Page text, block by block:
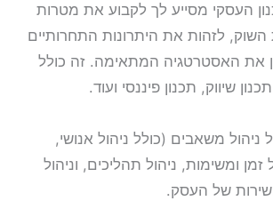
העסקי מסייע לך לקבוע את מטרות
לזהות את היתרונות התחרותיים
את האסטרטגיה המתאימה. זה כולל
שיווק, תכנון פיננסי ועוד.
ניהול משאבים (כולל ניהול אנושי,
זמן ומשימות, ניהול תהליכים, וניהול
של העסק.